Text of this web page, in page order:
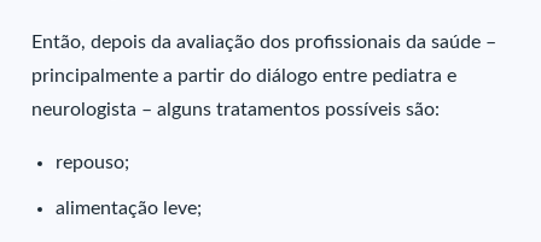
Então, depois da avaliação dos profissionais da saúde –
principalmente a partir do diálogo entre pediatra e
neurologista – alguns tratamentos possíveis são:
repouso;
alimentação leve;